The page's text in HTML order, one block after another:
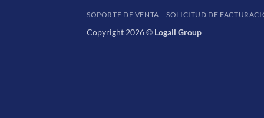
SOPORTE DE VENTA SOLICITUD DE
Copyright 2026 © Logali Group